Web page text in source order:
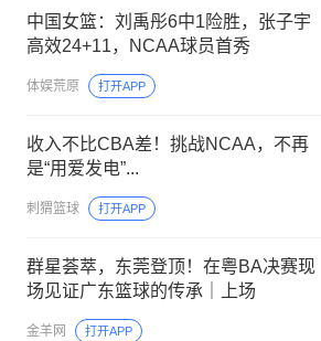
中国女篮：刘禹彤6中1险胜，张子宇
高效24+11，NCAA球员首秀
体娱荒原 打开APP
收入不比CBA差！挑战NCAA，不再
是“用爱发电”...
刺猬篮球 打开APP
群星荟萃，东莞登顶！在粤BA决赛现
场见证广东篮球的传承｜上场
金羊网 打开APP